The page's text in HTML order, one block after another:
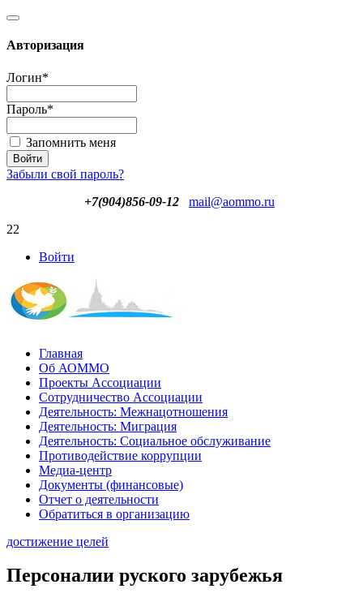
Авторизация
Логин*
Пароль*
Запомнить меня
Забыли свой пароль?
+7(904)856-09-12
mail@aommo.ru
22
Войти
Главная
Об АОММО
Проекты Ассоциации
Сотрудничество Ассоциации
Деятельность: Межнацотношения
Деятельность: Миграция
Деятельность: Социальное обслуживание
Противодействие коррупции
Медиа-центр
Документы (финансовые)
Отчет о деятельности
Обратиться в организацию
достижение целей
Персоналии руского зарубежья